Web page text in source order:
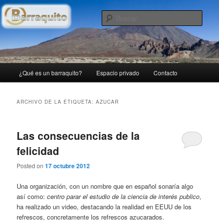
Ir
al
contenido
principal
Ir
al
contenido
secundario(B)arraquito
Blog personal con lo que me apetece publicar…
principal
¿Qué es un barraquito? Espacio privado Contacto
ARCHIVO DE LA ETIQUETA:AZUCAR
Las consecuencias de la
felicidad
Posted on17 octubre 2012
Una organización, con un nombre que en español sonaría algo
así como:centro parar el estudio de la ciencia de interés publico,
ha realizado un video, destacando la realidad en EEUU de los
refrescos, concretamente los refrescos azucarados.